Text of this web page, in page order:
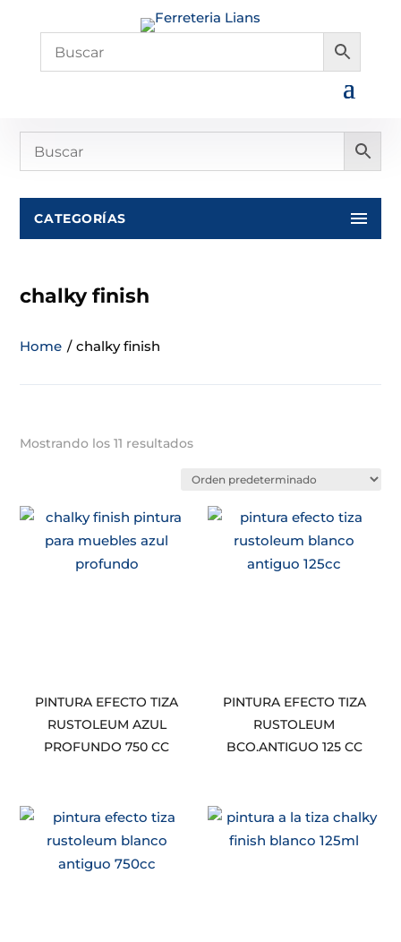
CATEGORÍAS
chalky finish
Home / chalky finish
Mostrando los 11 resultados
PINTURA EFECTO TIZA
RUSTOLEUM AZUL
PROFUNDO 750 CC
PINTURA EFECTO TIZA
RUSTOLEUM
BCO.ANTIGUO 125 CC